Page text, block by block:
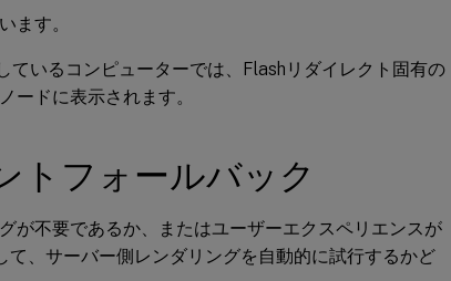
ます。
いるコンピューターでは、Flashリダイレクト固有の
ードに表示されます。
トフォールバック
が不要であるか、またはユーザーエクスペリエンスが
、サーバー側レンダリングを自動的に試行するかど